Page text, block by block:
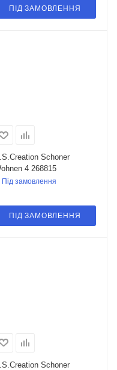
ПІД ЗАМОВЛЕННЯ
Schoner
4 268815
Під замовлення
ПІД ЗАМОВЛЕННЯ
Schoner